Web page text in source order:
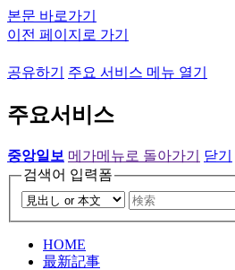
본문 바로가기
이전 페이지로 가기
공유하기 주요 서비스 메뉴 열기
주요서비스
중앙일보 메가메뉴로 돌아가기
닫기
검색어 입력폼
HOME
最新記事